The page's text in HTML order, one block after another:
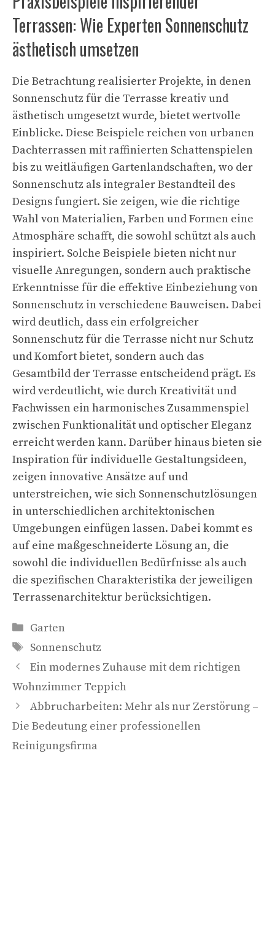
Terrassen: Wie Experten Sonnenschutz
ästhetisch umsetzen
Die Betrachtung realisierter Projekte, in denen
Sonnenschutz für die Terrasse kreativ und
ästhetisch umgesetzt wurde, bietet wertvolle
Einblicke. Diese Beispiele reichen von urbanen
Dachterrassen mit raffinierten Schattenspielen
bis zu weitläufigen Gartenlandschaften, wo der
Sonnenschutz als integraler Bestandteil des
Designs fungiert. Sie zeigen, wie die richtige
Wahl von Materialien, Farben und Formen eine
Atmosphäre schafft, die sowohl schützt als auch
inspiriert. Solche Beispiele bieten nicht nur
visuelle Anregungen, sondern auch praktische
Erkenntnisse für die effektive Einbeziehung von
Sonnenschutz in verschiedene Bauweisen. Dabei
wird deutlich, dass ein erfolgreicher
Sonnenschutz für die Terrasse nicht nur Schutz
und Komfort bietet, sondern auch das
Gesamtbild der Terrasse entscheidend prägt. Es
wird verdeutlicht, wie durch Kreativität und
Fachwissen ein harmonisches Zusammenspiel
zwischen Funktionalität und optischer Eleganz
erreicht werden kann. Darüber hinaus bieten sie
Inspiration für individuelle Gestaltungsideen,
zeigen innovative Ansätze auf und
unterstreichen, wie sich Sonnenschutzlösungen
in unterschiedlichen architektonischen
Umgebungen einfügen lassen. Dabei kommt es
auf eine maßgeschneiderte Lösung an, die
sowohl die individuellen Bedürfnisse als auch
die spezifischen Charakteristika der jeweiligen
Terrassenarchitektur berücksichtigen.
Kategorien
Garten
Schlagwörter
Sonnenschutz
Ein modernes Zuhause mit dem richtigen
Wohnzimmer Teppich
Abbrucharbeiten: Mehr als nur Zerstörung –
Die Bedeutung einer professionellen
Reinigungsfirma